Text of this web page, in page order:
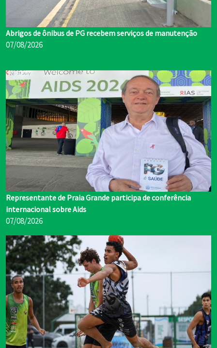
Abrigos de ônibus de PG recebem serviços de manutenção
07/08/2026
Representante de Praia Grande participa de conferência
internacional sobre Aids
07/08/2026